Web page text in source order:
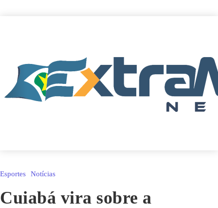
Esportes Notícias
Cuiabá vira sobre a